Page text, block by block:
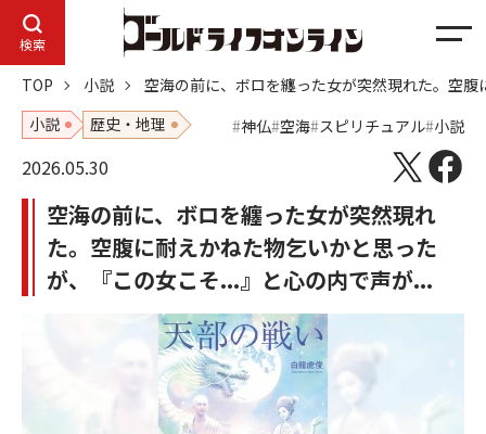
検索
メ
ニ
ュ
ー
TOP 小説
空海の前に、ボロを纏った女が突然現れた。空
小説
歴史・地理 神仏 空海 スピリチュアル 小説
2026.05.30
空海の前に、ボロを纏った女が突然現れ
た。空腹に耐えかねた物乞いかと思った
が、『この女こそ...』と心の内で声が...